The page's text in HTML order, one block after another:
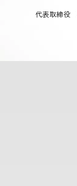
代表取締役